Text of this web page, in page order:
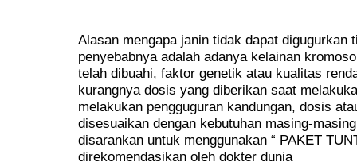
Alasan mengapa janin tidak dapat digugurkan
penyebabnya adalah adanya kelainan
telah dibuahi, faktor genetik atau kualitas
kurangnya dosis yang diberikan saat
melakukan pengguguran kandungan, dosis
disesuaikan dengan kebutuhan masing-
disarankan untuk menggunakan “ PAKET
direkomendasikan oleh dokter dunia